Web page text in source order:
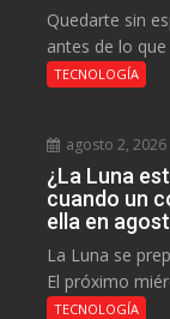
Quedarte sin
antes de lo
TECNOLOGÍA
agosto 2, 2026
¿La Luna
cuando un
ella en
La Luna se
El próximo
TECNOLOGÍA